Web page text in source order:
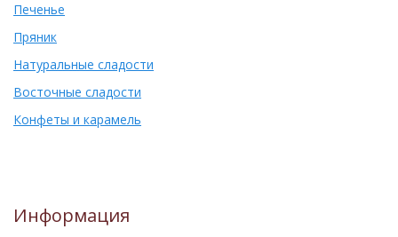
Печенье
Пряник
Натуральные сладости
Восточные сладости
Конфеты и карамель
Информация